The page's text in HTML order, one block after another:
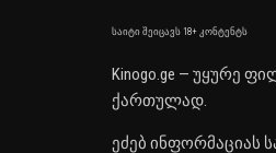
საიტი შეიცავს 18+ კონტენტს
Kinogo.ge — უყურე
ქართულად.
ეძებ ინფორმაციას